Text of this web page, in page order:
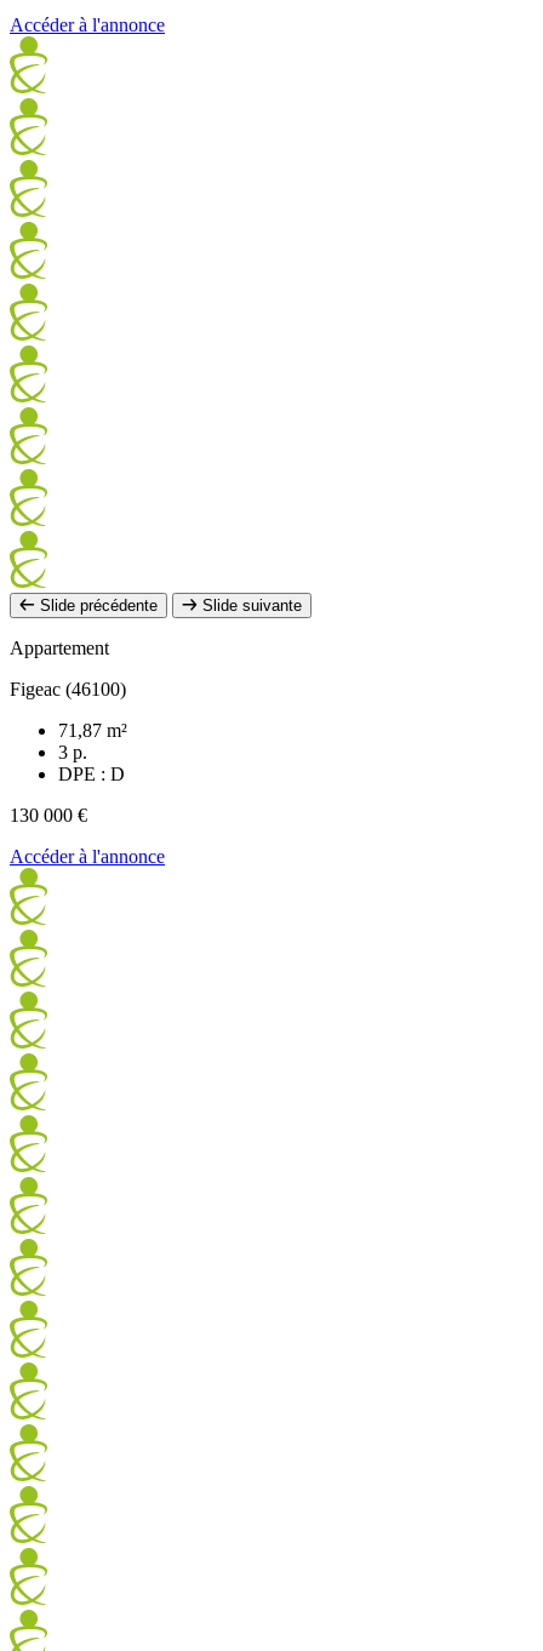
Accéder à l'annonce
Slide précédente Slide suivante
Appartement
Figeac (46100)
71,87 m²
3 p.
DPE : D
130 000 €
Accéder à l'annonce